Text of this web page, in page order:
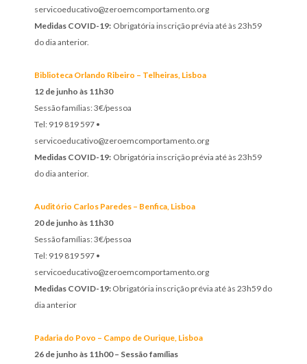
servicoeducativo@zeroemcomportamento.org
Medidas COVID-19: Obrigatória inscrição prévia até às 23h59
do dia anterior.
Biblioteca Orlando Ribeiro – Telheiras, Lisboa
12 de junho às 11h30
Sessão famílias: 3€/pessoa
Tel: 919 819 597 •
servicoeducativo@zeroemcomportamento.org
Medidas COVID-19: Obrigatória inscrição prévia até às 23h59
do dia anterior.
Auditório Carlos Paredes – Benfica, Lisboa
20 de junho às 11h30
Sessão famílias: 3€/pessoa
Tel: 919 819 597 •
servicoeducativo@zeroemcomportamento.org
Medidas COVID-19: Obrigatória inscrição prévia até às 23h59 do
dia anterior
Padaria do Povo – Campo de Ourique, Lisboa
26 de junho às 11h00 – Sessão famílias